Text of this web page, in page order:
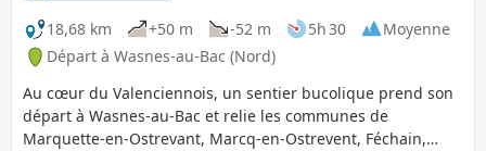
18,68 km
+50 m -52 m 5h 30
Moyenne
Départ à Wasnes-au-Bac (Nord)
Au cœur du Valenciennois, un sentier bucolique prend son
départ à Wasnes-au-Bac et relie les communes de
Marquette-en-Ostrevant, Marcq-en-Ostrevent, Féchain,